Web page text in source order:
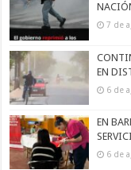
7 de
EN
6 de
EN
6 de